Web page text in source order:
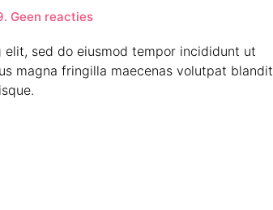
. Geen reactiesop
Illustration
Set
sed do eiusmod tempor incididunt ut
magna fringilla maecenas volutpat blandit